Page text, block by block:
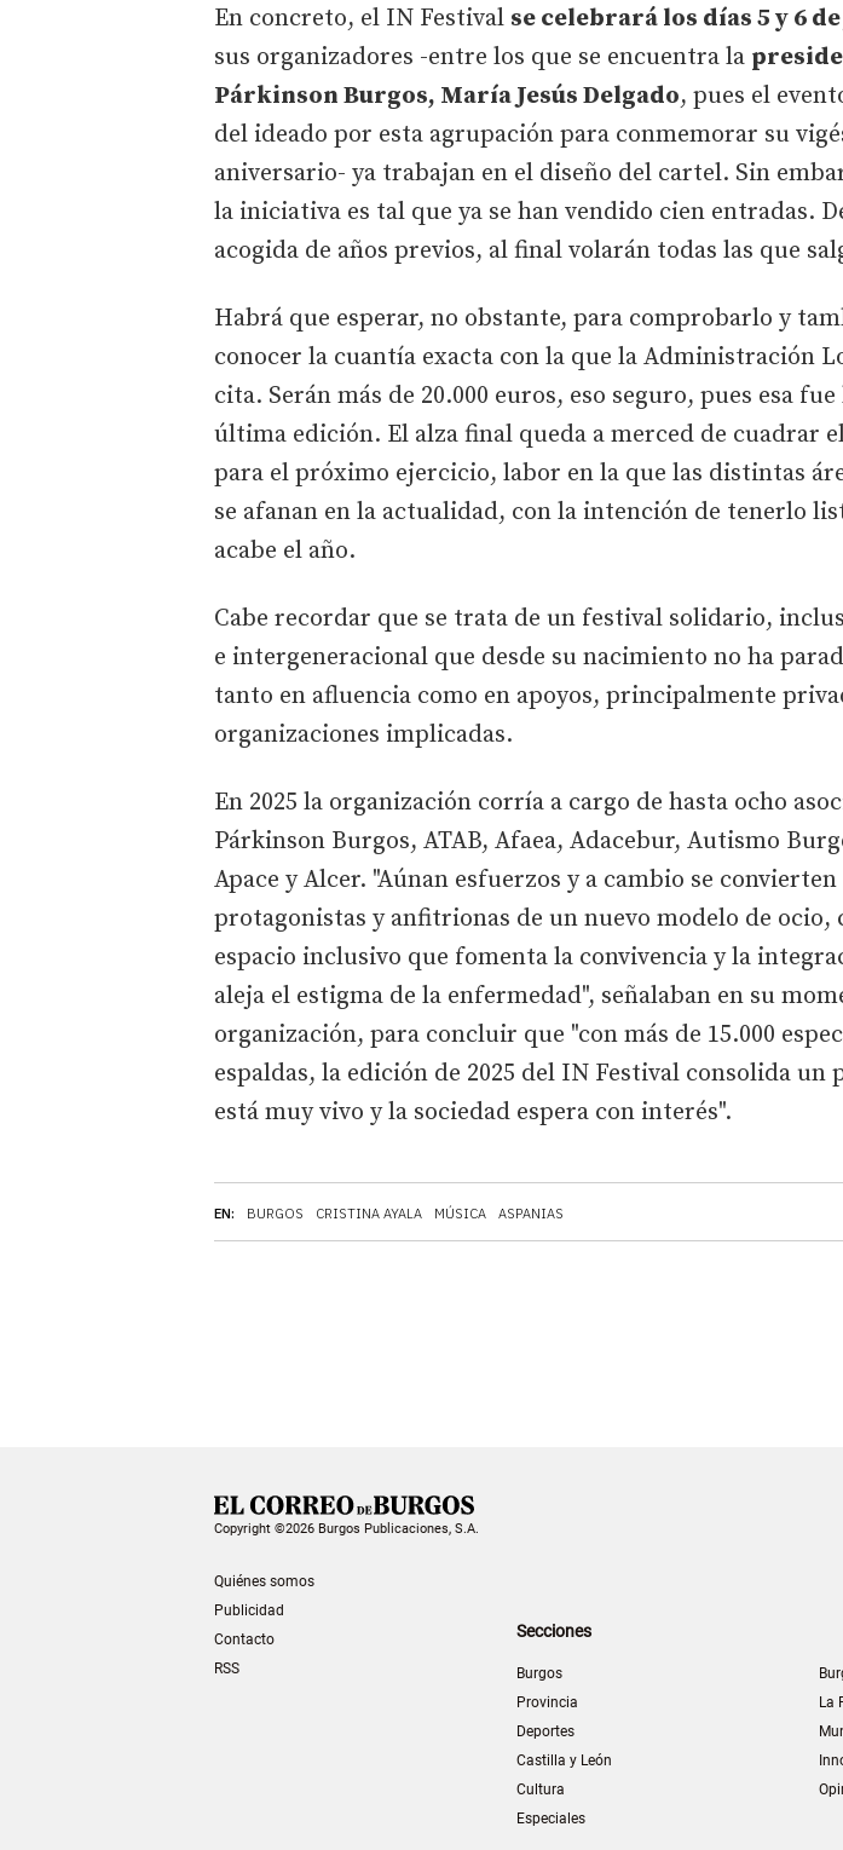
EN: BURGOS CRISTINA AYALA MÚSICA ASPANIAS
En concreto, el IN Festival se celebrará los días 5 y 6
sus organizadores -entre los que se encuentra la
Párkinson Burgos, María Jesús Delgado, pues el
del ideado por esta agrupación para conmemorar su
aniversario- ya trabajan en el diseño del cartel. Sin
la iniciativa es tal que ya se han vendido cien entradas.
acogida de años previos, al final volarán todas las que
Habrá que esperar, no obstante, para comprobarlo y
conocer la cuantía exacta con la que la Administración
cita. Serán más de 20.000 euros, eso seguro, pues esa
última edición. El alza final queda a merced de cuadrar
para el próximo ejercicio, labor en la que las distintas
se afanan en la actualidad, con la intención de tenerlo
acabe el año.
Cabe recordar que se trata de un festival solidario,
e intergeneracional que desde su nacimiento no ha
tanto en afluencia como en apoyos, principalmente
organizaciones implicadas.
En 2025 la organización corría a cargo de hasta ocho
Párkinson Burgos, ATAB, Afaea, Adacebur, Autismo
Apace y Alcer. "Aúnan esfuerzos y a cambio se convierten
protagonistas y anfitrionas de un nuevo modelo de ocio,
espacio inclusivo que fomenta la convivencia y la
aleja el estigma de la enfermedad", señalaban en su
organización, para concluir que "con más de 15.000
espaldas, la edición de 2025 del IN Festival consolida un
está muy vivo y la sociedad espera con interés".
Copyright ©2026 Burgos Publicaciones, S.A.
Quiénes somos
Publicidad
Contacto
RSS
Secciones
Burgos
Provincia
Deportes
Castilla y León
Cultura
Especiales
La